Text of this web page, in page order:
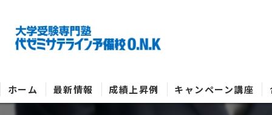
ホーム 最新情報 成績上昇例 キャンペーン講座